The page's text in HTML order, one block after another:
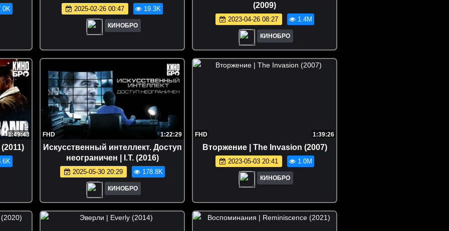
2025-02-26 00:47 19.3K
КИНОБРО
(2009)
2023-04-26 08:27 1.4M
КИНОБРО
1:49:43 FHD 1:22:29
Искусственный интеллект. Доступ
неограничен | I.T. (2016)
2025-05-30 20:29 178.8K
КИНОБРО
FHD 1:39:26
Вторжение | The Invasion (2007)
2023-05-03 20:41 1.0M
КИНОБРО